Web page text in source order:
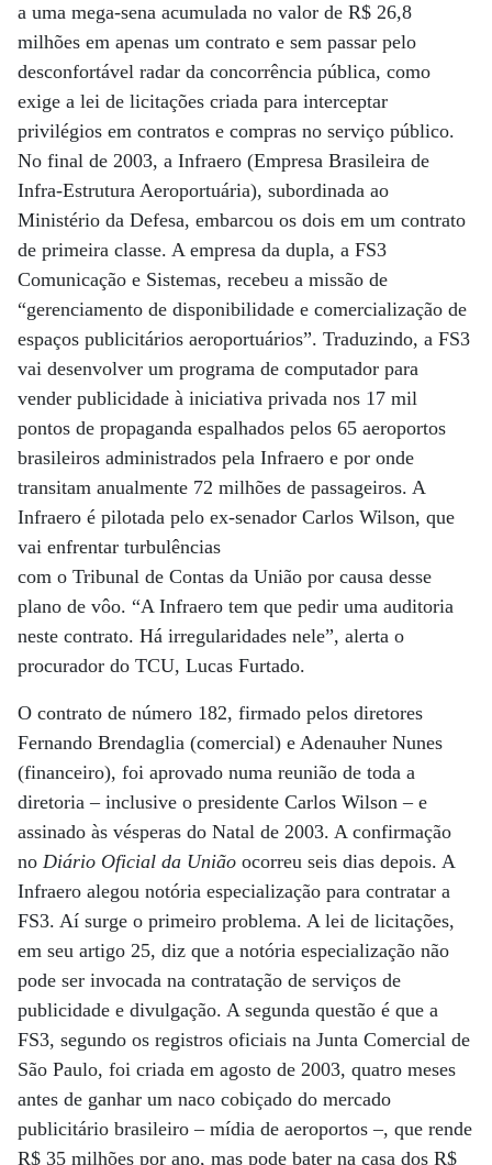
a uma mega-sena acumulada no valor de R$ 26,8
milhões em apenas um contrato e sem passar pelo
desconfortável radar da concorrência pública, como
exige a lei de licitações criada para interceptar
privilégios em contratos e compras no serviço público.
No final de 2003, a Infraero (Empresa Brasileira de
Infra-Estrutura Aeroportuária), subordinada ao
Ministério da Defesa, embarcou os dois em um contrato
de primeira classe. A empresa da dupla, a FS3
Comunicação e Sistemas, recebeu a missão de
“gerenciamento de disponibilidade e comercialização de
espaços publicitários aeroportuários”. Traduzindo, a FS3
vai desenvolver um programa de computador para
vender publicidade à iniciativa privada nos 17 mil
pontos de propaganda espalhados pelos 65 aeroportos
brasileiros administrados pela Infraero e por onde
transitam anualmente 72 milhões de passageiros. A
Infraero é pilotada pelo ex-senador Carlos Wilson, que
vai enfrentar turbulências
com o Tribunal de Contas da União por causa desse
plano de vôo. “A Infraero tem que pedir uma auditoria
neste contrato. Há irregularidades nele”, alerta o
procurador do TCU, Lucas Furtado.
O contrato de número 182, firmado pelos diretores
Fernando Brendaglia (comercial) e Adenauher Nunes
(financeiro), foi aprovado numa reunião de toda a
diretoria – inclusive o presidente Carlos Wilson – e
assinado às vésperas do Natal de 2003. A confirmação
no Diário Oficial da União ocorreu seis dias depois. A
Infraero alegou notória especialização para contratar a
FS3. Aí surge o primeiro problema. A lei de licitações,
em seu artigo 25, diz que a notória especialização não
pode ser invocada na contratação de serviços de
publicidade e divulgação. A segunda questão é que a
FS3, segundo os registros oficiais na Junta Comercial de
São Paulo, foi criada em agosto de 2003, quatro meses
antes de ganhar um naco cobiçado do mercado
publicitário brasileiro – mídia de aeroportos –, que rende
R$ 35 milhões por ano, mas pode bater na casa dos R$